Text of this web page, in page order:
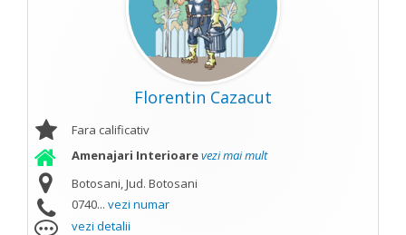
Florentin Cazacut
Fara calificativ
Amenajari Interioarevezi mai mult
Botosani, Jud. Botosani
0740... vezi numar
vezi detalii